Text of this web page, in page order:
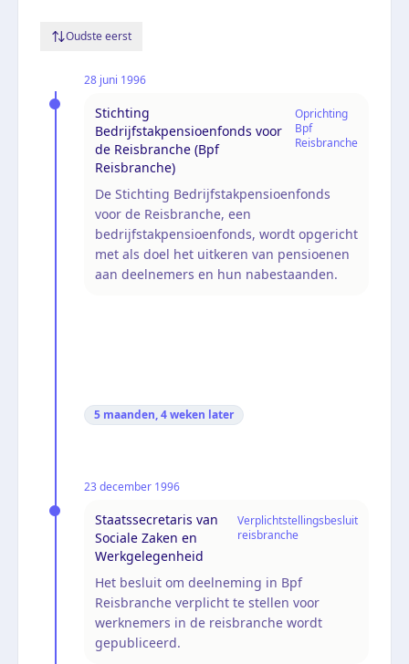
Oudste eerst
28 juni 1996
Stichting
Bedrijfstakpensioenfonds voor
de Reisbranche (Bpf
Reisbranche)
Oprichting
Bpf
Reisbranche
De Stichting Bedrijfstakpensioenfonds
voor de Reisbranche, een
bedrijfstakpensioenfonds, wordt opgericht
met als doel het uitkeren van pensioenen
aan deelnemers en hun nabestaanden.
5 maanden, 4 weken later
23 december 1996
Staatssecretaris van
Sociale Zaken en
Werkgelegenheid
Verplichtstellingsbesluit
reisbranche
Het besluit om deelneming in Bpf
Reisbranche verplicht te stellen voor
werknemers in de reisbranche wordt
gepubliceerd.